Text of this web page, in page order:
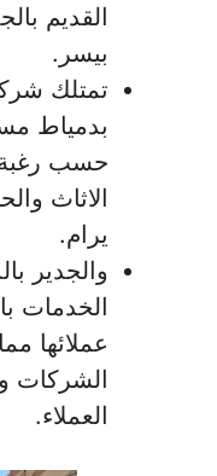
القديم
بيسر.
تمتلك
بدمياط
حسب رغبة
الاثاث
يرام.
والجدير
الخدمات
عملائها
الشركات
العملاء.